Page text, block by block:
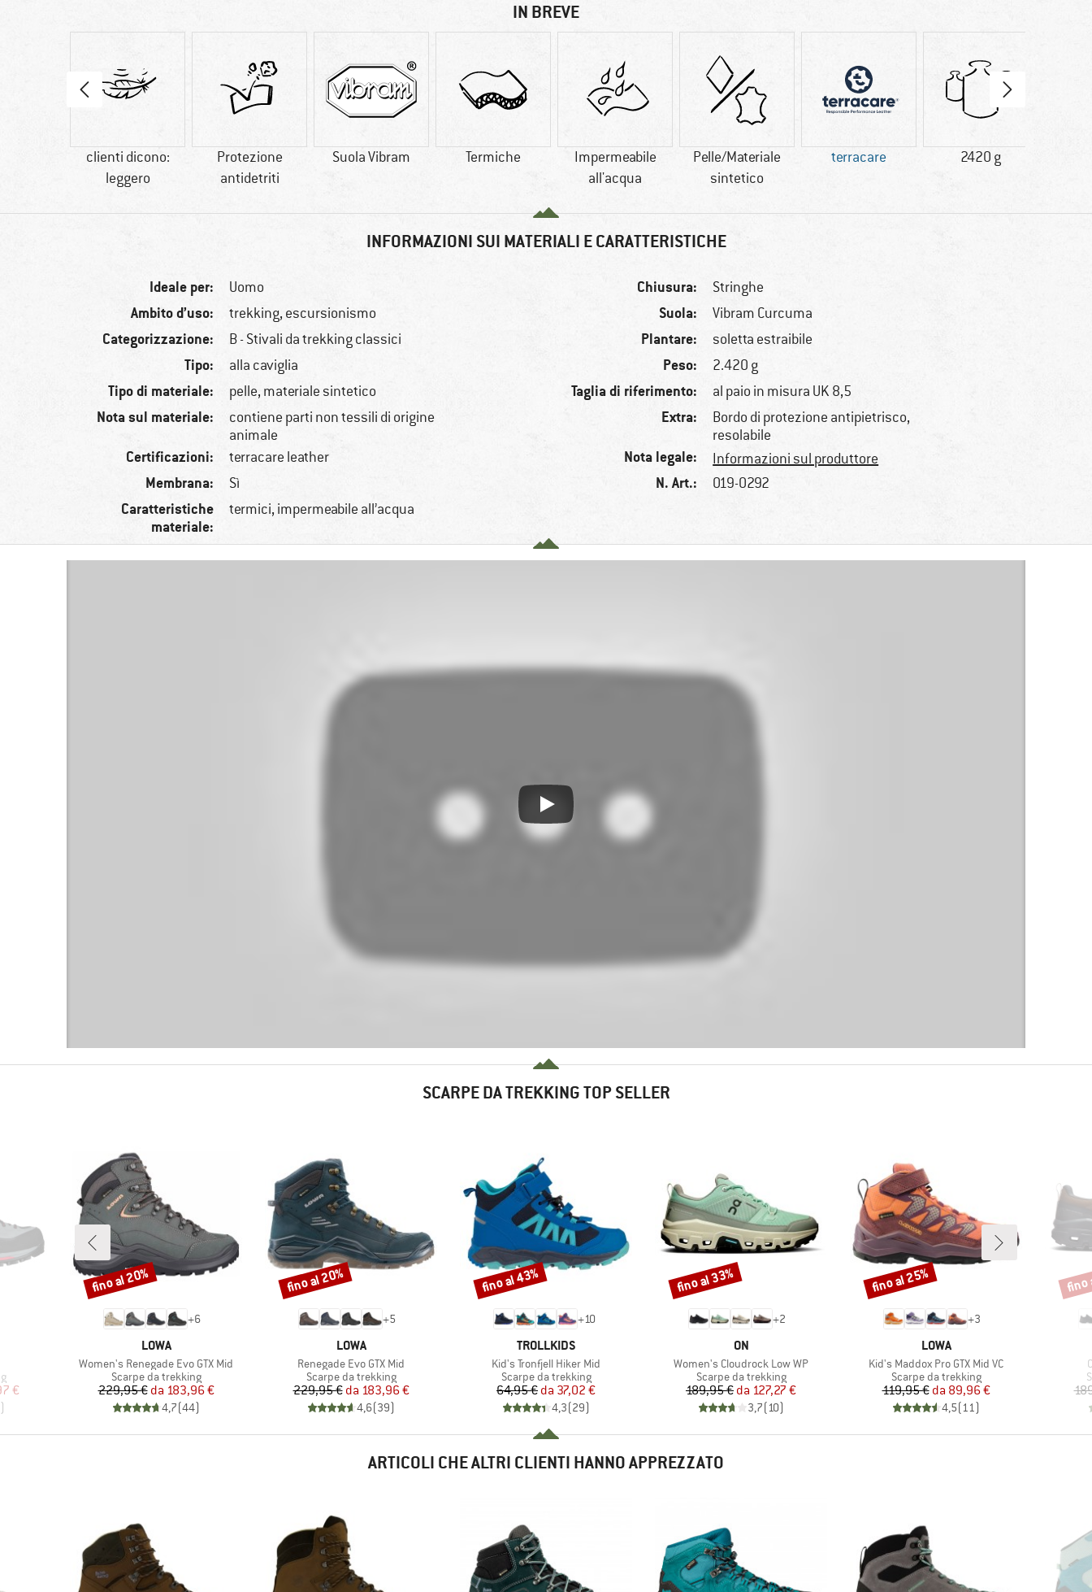
IN BREVE
clienti dicono:
leggero
Protezione
antidetriti
Suola Vibram Termiche
Impermeabile
all'acqua
Pelle/Materiale
sintetico
terracare 2420 g
INFORMAZIONI SUI MATERIALI E CARATTERISTICHE
Ideale per: Uomo
Ambito d’uso: trekking, escursionismo
Categorizzazione: B - Stivali da trekking classici
Tipo: alla caviglia
Tipo di materiale: pelle, materiale sintetico
Nota sul materiale:
contiene parti non tessili di origine
animale
Certificazioni: terracare leather
Membrana: Sì
Caratteristiche
materiale:
termici, impermeabile all’acqua
Chiusura: Stringhe
Suola: Vibram Curcuma
Plantare: soletta estraibile
Peso: 2.420 g
Taglia di riferimento: al paio in misura UK 8,5
Extra:
Bordo di protezione antipietrisco,
resolabile
Nota legale: Informazioni sul produttore
N. Art.: 019-0292
SCARPE DA TREKKING TOP SELLER
€
)
+6
MARCHIO
LOWA
Articolo
Women's Renegade Evo GTX Mid
Gruppo di prodotti
Scarpe da trekking
Prezzo
229,95 € Prezzo ridotto
da 183,96 €
4,7(44)
Sconto
fino al 20%
+5
MARCHIO
LOWA
Articolo
Renegade Evo GTX Mid
Gruppo di prodotti
Scarpe da trekking
Prezzo
229,95 € Prezzo ridotto
da 183,96 €
4,6(39)
Sconto
fino al 20%
+10
MARCHIO
TROLLKIDS
Articolo
Kid's Tronfjell Hiker Mid
Gruppo di prodotti
Scarpe da trekking
Prezzo
64,95 € Prezzo ridotto
da 37,02 €
4,3(29)
Sconto
fino al 43%
+2
MARCHIO
ON
Articolo
Women's Cloudrock Low WP
Gruppo di prodotti
Scarpe da trekking
Prezzo
189,95 € Prezzo ridotto
da 127,27 €
3,7(10)
Sconto
fino al 33%
+3
MARCHIO
LOWA
Articolo
Kid's Maddox Pro GTX Mid VC
Gruppo di prodotti
Scarpe da trekking
Prezzo
119,95 € Prezzo ridotto
da 89,96 €
4,5(11)
Sconto
fino al 25% fino
ARTICOLI CHE ALTRI CLIENTI HANNO APPREZZATO